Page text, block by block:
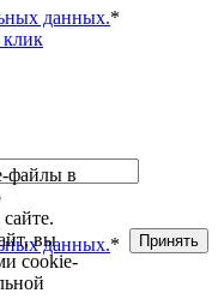
данных.*
данных.*
файлы в
вы
cookie-
Принять